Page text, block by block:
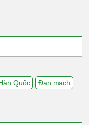
Quốc Đan mạch